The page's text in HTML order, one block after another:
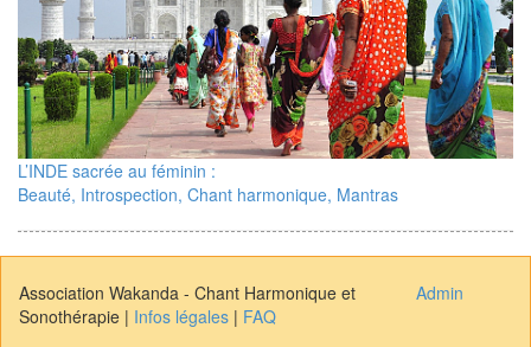
L’INDE sacrée au féminin :
Beauté, Introspection, Chant harmonique, Mantras
Association Wakanda - Chant Harmonique et
Sonothérapie | Infos légales | FAQ
Admin